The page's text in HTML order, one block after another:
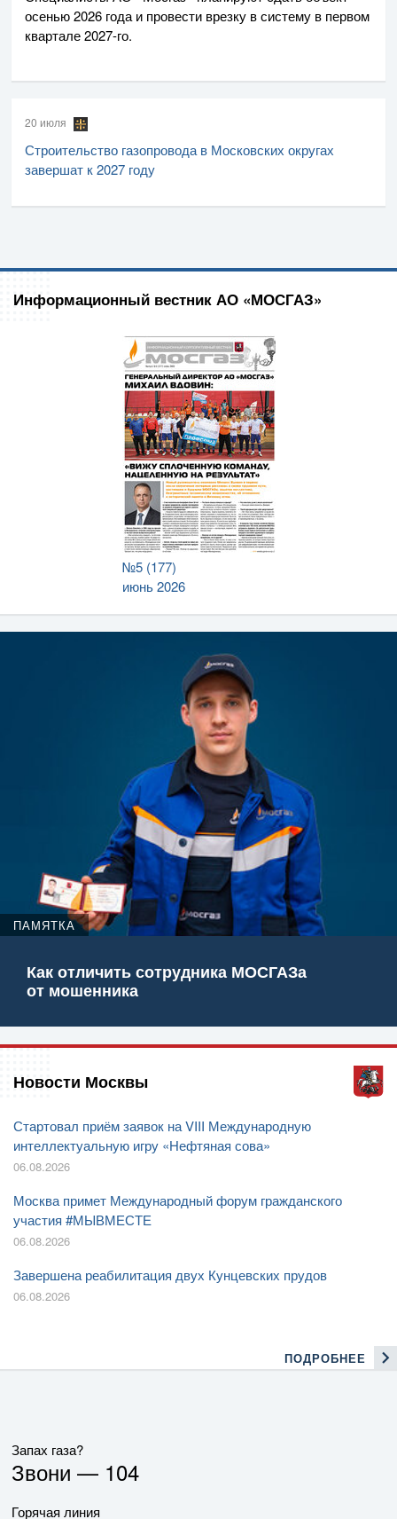
осенью 2026 года и провести врезку в систему в первом
квартале2027-го.
20 июля
Строительство газопровода в Московских округах
завершат к 2027 году
Информационный вестник АО «МОСГАЗ»
№5 (177)
июнь 2026
ПАМЯТКА
Как отличить сотрудника МОСГАЗа
от мошенника
Новости Москвы
Стартовал приём заявок на VIII Международную
интеллектуальную игру «Нефтяная сова»
06.08.2026
Москва примет Международный форум гражданского
участия #МЫВМЕСТЕ
06.08.2026
Завершена реабилитация двух Кунцевских прудов
06.08.2026
ПОДРОБНЕЕ
Запах газа?
Звони — 104
Горячая линия